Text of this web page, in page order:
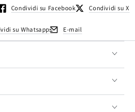
Condividi su Facebook Condividi su X
su Whatsapp E-mail